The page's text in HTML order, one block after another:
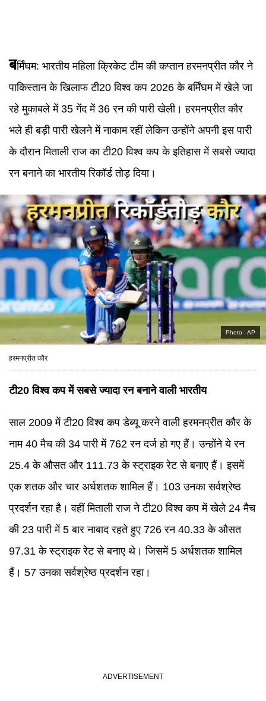
बर्मिंघम: भारतीय महिला क्रिकेट टीम की कप्तान हरमनप्रीत कौर ने
पाकिस्तान के खिलाफ टी20 विश्व कप 2026 के बर्मिंघम में खेले जा
रहे मुकाबले में 35 गेंद में 36 रन की पारी खेली। हरमनप्रीत कौर
भले ही बड़ी पारी खेलने में नाकाम रहीं लेकिन उन्होंने अपनी इस पारी
के दौरान मिताली राज का टी20 विश्व कप के इतिहास में सबसे ज्यादा
रन बनाने का भारतीय रिकॉर्ड तोड़ दिया।
Photo : AP
हरमनप्रीत कौर
टी20 विश्व कप में सबसे ज्यादा रन बनाने वाली भारतीय
साल 2009 में टी20 विश्व कप डेब्यू करने वाली हरमनप्रीत कौर के
नाम 40 मैच की 34 पारी में 762 रन दर्ज हो गए हैं। उन्होंने ये रन
25.4 के औसत और 111.73 के स्ट्राइक रेट से बनाए हैं। इसमें
एक शतक और चार अर्धशतक शामिल हैं। 103 उनका सर्वश्रेष्ठ
प्रदर्शन रहा है। वहीं मिताली राज ने टी20 विश्व कप में खेले 24 मैच
की 23 पारी में 5 बार नाबाद रहते हुए 726 रन 40.33 के औसत
97.31 के स्ट्राइक रेट से बनाए थे। जिसमें 5 अर्धशतक शामिल
हैं। 57 उनका सर्वश्रेष्ठ प्रदर्शन रहा।